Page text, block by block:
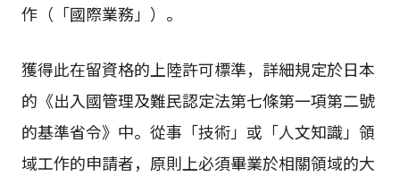
作（「國際業務」）。
獲得此在留資格的上陸許可標準，詳細規定於日本
的《出入國管理及難民認定法第七條第一項第二號
的基準省令》中。從事「技術」或「人文知識」領
域工作的申請者，原則上必須畢業於相關領域的大